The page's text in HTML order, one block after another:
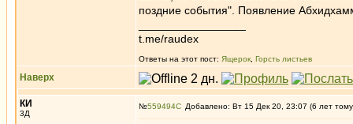
поздние события". Появление
t.me/raudex
Ответы на этот пост: Ящерок Горсть листьев
Наверх
КИ
3Д
№559494 Добавлено: Вт 15 Дек 20, 23:07 (6 лет